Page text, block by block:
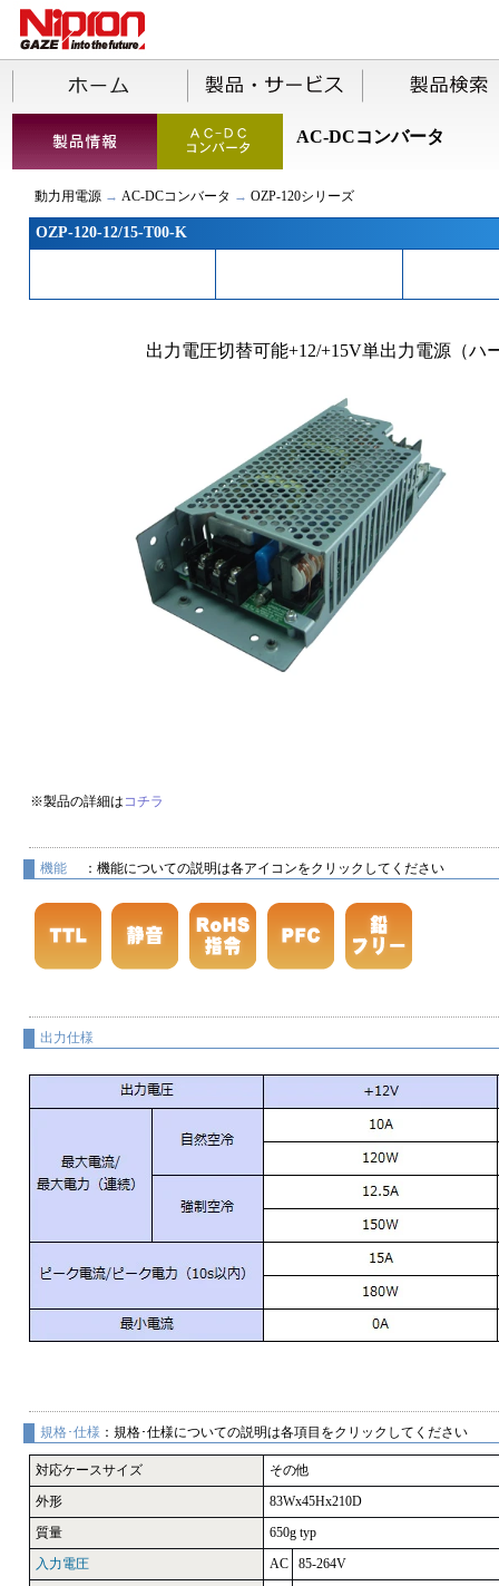
AC-DCコンバータ
動力用電源→ AC-DCコンバータ → OZP-120シリーズ
OZP-120-12/15-T00-K
出力電圧切替可能+12/+15V単出力電源（
※製品の詳細は コチラ
機能 ：機能についての説明は各アイコンをクリックしてください
出力仕様
規格･仕様 ：規格･仕様についての説明は各項目をクリックしてください
対応ケースサイズ
その他
外形
83Wx45Hx210D
質量
650g typ
入力電圧
AC
85-264V